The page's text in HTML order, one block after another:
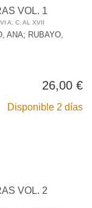
VOL. 1
A. C. AL XVII
ANA; RUBAYO,
26,00 €
Disponible 2 días
VOL. 2